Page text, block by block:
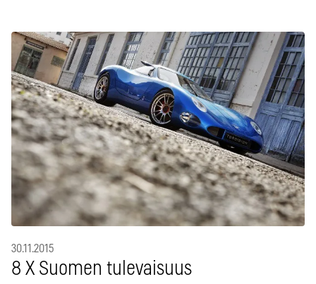
30.11.2015
8 X Suomen tulevaisuus